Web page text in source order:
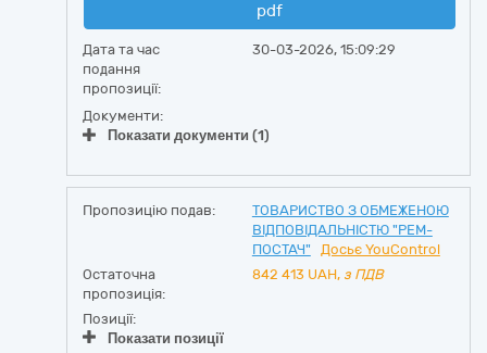
pdf
Дата та час
подання
пропозиції:
30-03-2026, 15:09:29
Документи:
Показати документи (1)
Пропозицію подав:
ТОВАРИСТВО З ОБМЕЖЕНОЮ
ВІДПОВІДАЛЬНІСТЮ "РЕМ-
ПОСТАЧ"
Досьє YouControl
Остаточна
пропозиція:
842 413 UAH, з ПДВ
Позиції:
Показати позиції